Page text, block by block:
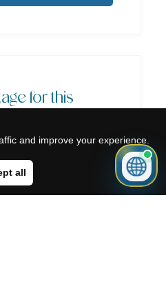
for this
before booking
and improve your experience.
all